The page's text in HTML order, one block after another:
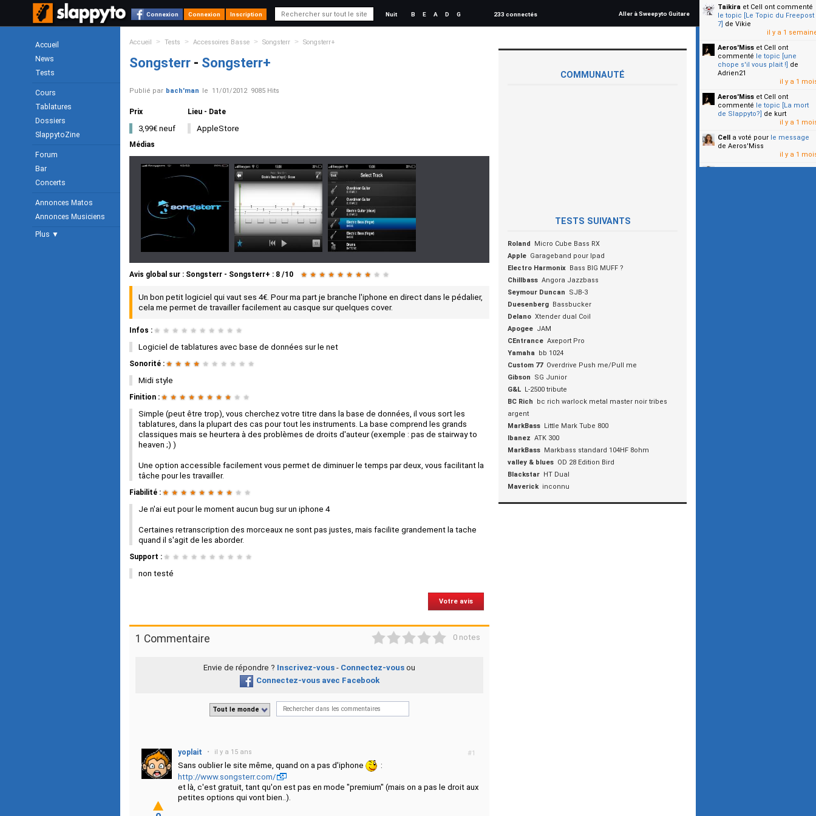
Connexion Connexion Inscription Nuit B E A D G 233 connectés Aller à Sweepyto Guitare
Accueil
News
Tests
Cours
Tablatures
Dossiers
SlappytoZine
Forum
Bar
Concerts
Annonces Matos
Annonces Musiciens
Plus ▼
Accueil > Tests > Accessoires Basse > Songsterr > Songsterr+
Songsterr - Songsterr+
Publié par bach'man le 11/01/2012 9085 Hits
Prix
3,99€ neuf
Lieu - Date
AppleStore
Médias
Avis global sur : Songsterr - Songsterr+ : 8 /10 ★ ★ ★ ★ ★ ★ ★ ★ ★ ★
Un bon petit logiciel qui vaut ses 4€. Pour ma part je branche l'iphone en direct dans le pédalier,
cela me permet de travailler facilement au casque sur quelques cover.
Infos : ★ ★ ★ ★ ★ ★ ★ ★ ★ ★
Logiciel de tablatures avec base de données sur le net
Sonorité : ★ ★ ★ ★ ★ ★ ★ ★ ★ ★
Midi style
Finition : ★ ★ ★ ★ ★ ★ ★ ★ ★ ★
Simple (peut être trop), vous cherchez votre titre dans la base de données, il vous sort les
tablatures, dans la plupart des cas pour tout les instruments. La base comprend les grands
classiques mais se heurtera à des problèmes de droits d'auteur (exemple : pas de stairway to
heaven ;) )
Une option accessible facilement vous permet de diminuer le temps par deux, vous facilitant la
tâche pour les travailler.
Fiabilité : ★ ★ ★ ★ ★ ★ ★ ★ ★ ★
Je n'ai eut pour le moment aucun bug sur un iphone 4
Certaines retranscription des morceaux ne sont pas justes, mais facilite grandement la tache
quand il s'agit de les aborder.
Support : ★ ★ ★ ★ ★ ★ ★ ★ ★ ★
non testé
Votre avis
1 Commentaire 0 notes
Envie de répondre ? Inscrivez-vous - Connectez-vous ou
Connectez-vous avec Facebook
Tout le monde
#1
yoplait • il y a 15 ans
Sans oublier le site même, quand on a pas d'iphone
:
http://www.songsterr.com/
et là, c'est gratuit, tant qu'on est pas en mode "premium" (mais on a pas le droit aux
petites options qui vont bien..).
COMMUNAUTÉ
TESTS SUIVANTS
Roland
Micro Cube Bass RX
Apple Garageband pour Ipad
Electro Harmonix Bass BIG MUFF ?
Chillbass Angora Jazzbass
Seymour Duncan
SJB-3
Duesenberg Bassbucker
Delano Xtender dual Coil
Apogee JAM
CEntrance Axeport Pro
Yamaha
bb 1024
Custom 77 Overdrive Push me/Pull me
Gibson
SG Junior
G&L L-2500 tribute
BC Rich
bc rich warlock metal master noir tribes
argent
MarkBass Little Mark Tube 800
Ibanez ATK 300
MarkBass Markbass standard 104HF 8ohm
valley & blues OD 28 Edition Bird
Blackstar HT Dual
Maverick inconnu
Taikira et Cell ont commenté
le topic [Le Topic du Freepost
7] de Vikie
il y a 1
Aeros'Miss et Cell ont
commenté le topic [une
chope s'il vous plait !] de
Adrien21
il y a 1
Aeros'Miss et Cell ont
commenté le topic [La mort
de Slappyto?] de kurt
il y a 1
Cell a voté pour le message
de Aeros'Miss
il y a 1
Cella voté pourle message